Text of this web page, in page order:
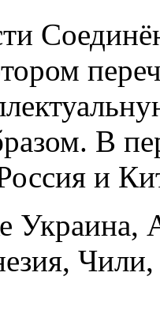
В
и
Украина,
Чили,